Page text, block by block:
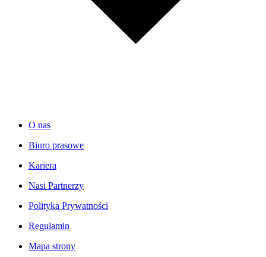
O nas
Biuro prasowe
Kariera
Nasi Partnerzy
Polityka Prywatności
Regulamin
Mapa strony